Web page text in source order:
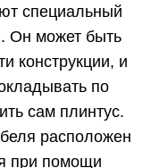
специальный
Он может быть
конструкции, и
по
сам плинтус.
расположен
при помощи